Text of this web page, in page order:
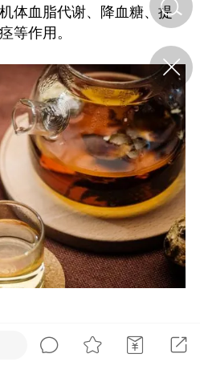
【理肺清瘟膏】
络膏】？
（HAi） 2
营卫通：内经视角
体血脂代谢、降血糖、提
等作用。